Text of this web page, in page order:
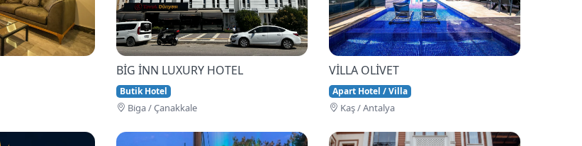
BİG İNN LUXURY HOTEL
Butik Hotel
Bi̇ga / Çanakkale
VİLLA OLİVET
Apart Hotel / Villa
Kaş / Antalya